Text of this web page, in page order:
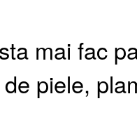
mai fac
piele,